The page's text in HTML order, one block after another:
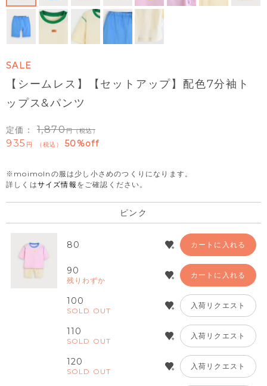
SALE
【シームレス】【セットアップ】配色7分袖ト
ップス&パンツ
定価： 1,870 （税込）
935 税込 50%off
※moimolnの服は少し小さめのつくりになります。
詳しくはサイズ情報 をご確認ください。
ピンク
80 カートに入れる
90
残りわずか
カートに入れる
100
SOLD OUT
入荷リクエスト
110
SOLD OUT
入荷リクエスト
120
SOLD OUT
入荷リクエスト